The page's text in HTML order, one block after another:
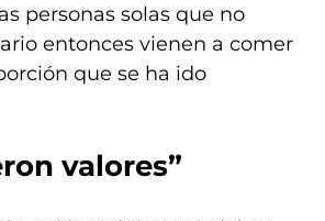
personas solas que no
entonces vienen a comer
que se ha ido
valores”